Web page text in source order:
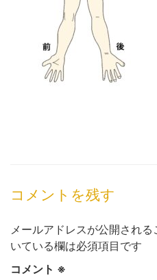
コメントを残す
メールアドレスが公開される
いている欄は必須項目です
コメント ※